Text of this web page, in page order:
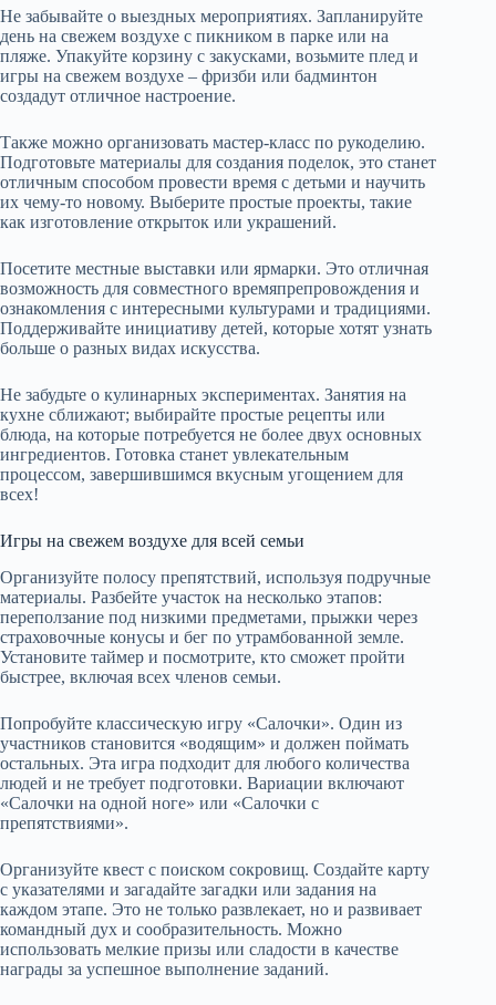
Не забывайте о выездных мероприятиях. Запланируйте
день на свежем воздухе с пикником в парке или на
пляже. Упакуйте корзину с закусками, возьмите плед и
игры на свежем воздухе – фризби или бадминтон
создадут отличное настроение.
Также можно организовать мастер-класс по рукоделию.
Подготовьте материалы для создания поделок, это станет
отличным способом провести время с детьми и научить
их чему-то новому. Выберите простые проекты, такие
как изготовление открыток или украшений.
Посетите местные выставки или ярмарки. Это отличная
возможность для совместного времяпрепровождения и
ознакомления с интересными культурами и традициями.
Поддерживайте инициативу детей, которые хотят узнать
больше о разных видах искусства.
Не забудьте о кулинарных экспериментах. Занятия на
кухне сближают; выбирайте простые рецепты или
блюда, на которые потребуется не более двух основных
ингредиентов. Готовка станет увлекательным
процессом, завершившимся вкусным угощением для
всех!
Игры на свежем воздухе для всей семьи
Организуйте полосу препятствий, используя подручные
материалы. Разбейте участок на несколько этапов:
переползание под низкими предметами, прыжки через
страховочные конусы и бег по утрамбованной земле.
Установите таймер и посмотрите, кто сможет пройти
быстрее, включая всех членов семьи.
Попробуйте классическую игру «Салочки». Один из
участников становится «водящим» и должен поймать
остальных. Эта игра подходит для любого количества
людей и не требует подготовки. Вариации включают
«Салочки на одной ноге» или «Салочки с
препятствиями».
Организуйте квест с поиском сокровищ. Создайте карту
с указателями и загадайте загадки или задания на
каждом этапе. Это не только развлекает, но и развивает
командный дух и сообразительность. Можно
использовать мелкие призы или сладости в качестве
награды за успешное выполнение заданий.